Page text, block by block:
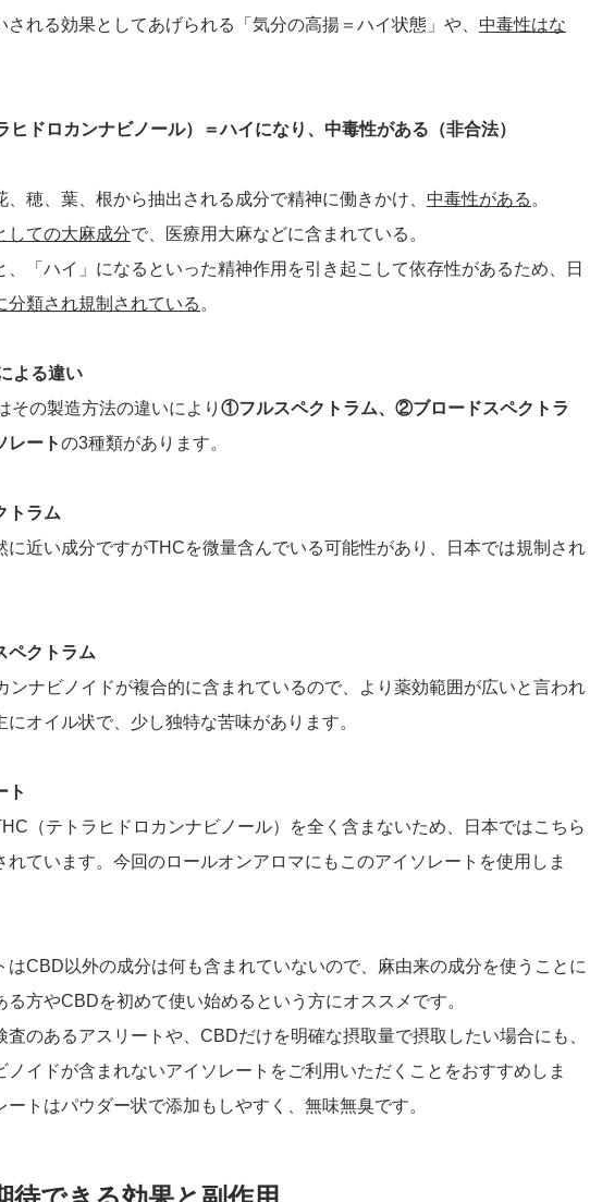
れる効果としてあげられる「気分の高揚＝ハイ状態」や、 中毒性はな
ヒドロカンナビノール）＝ハイになり、中毒性がある（非合法）
穂、葉、根から抽出される成分で精神に働きかけ、 中毒性がある 。
しての大麻成分で、医療用大麻などに含まれている。
「ハイ」になるといった精神作用を引き起こして依存性があるため、日
分類され規制されている 。
よる違い
その製造方法の違いにより ①フルスペクトラム、②ブロードスペクトラ
レートの3種類があります。
トラム
に近い成分ですがTHCを微量含んでいる可能性があり、日本では規制され
ペクトラム
ンナビノイドが複合的に含まれているので、より薬効範囲が広いと言われ
にオイル状で、少し独特な苦味があります。
ト
（テトラヒドロカンナビノール）を全く含まないため、日本ではこちら
れています。今回のロールオンアロマにもこのアイソレートを使用しま
はCBD以外の成分は何も含まれていないので、麻由来の成分を使うことに
る方やCBDを初めて使い始めるという方にオススメです。
査のあるアスリートや、CBDだけを明確な摂取量で摂取したい場合にも、
ノイドが含まれないアイソレートをご利用いただくことをおすすめしま
ートはパウダー状で添加もしやすく、無味無臭です。